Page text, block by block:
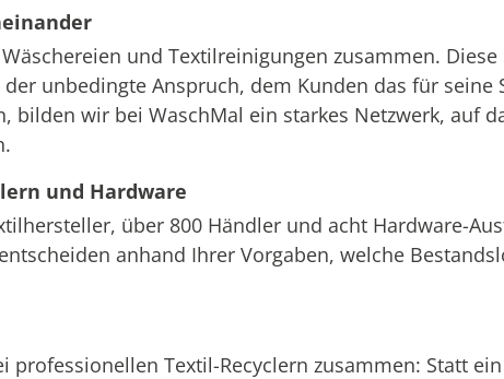
und Textilreinigungen zusammen.
unbedingte Anspruch, dem Kunden das für seine
bilden wir bei WaschMal ein starkes Netzwerk, auf
und Hardware
über 800 Händler und acht Hardware-
anhand Ihrer Vorgaben, welche
professionellen Textil-Recyclern zusammen: Statt